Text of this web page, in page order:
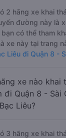
2 hãng xe khai
đường này là
bạn có thể tham
xe này tại trang
Liêu đi Quận 8 -
xe nào khai
đi Quận 8 - Sài
Liêu?
3 hãng xe khai